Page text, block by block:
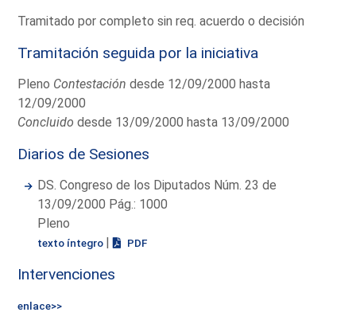
Tramitado por completo sin req. acuerdo o decisión
Tramitación seguida por la iniciativa
Pleno Contestación desde 12/09/2000 hasta
12/09/2000
Concluido desde 13/09/2000 hasta 13/09/2000
Diarios de Sesiones
DS. Congreso de los Diputados Núm. 23 de
13/09/2000 Pág.: 1000
Pleno
texto íntegro | PDF
Intervenciones
enlace>>